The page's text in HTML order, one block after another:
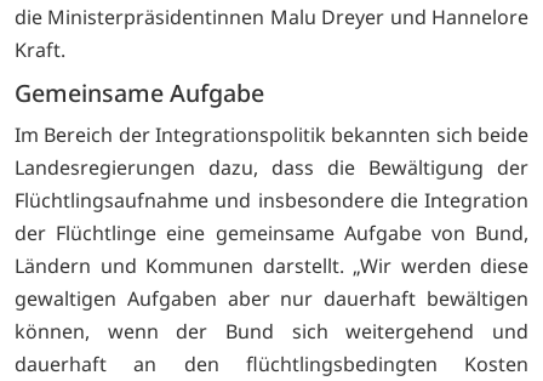
die Ministerpräsidentinnen Malu Dreyer und Hannelore
Kraft.
Gemeinsame Aufgabe
Im Bereich der Integrationspolitik bekannten sich beide
Landesregierungen dazu, dass die Bewältigung der
Flüchtlingsaufnahme und insbesondere die Integration
der Flüchtlinge eine gemeinsame Aufgabe von Bund,
Ländern und Kommunen darstellt. „Wir werden diese
gewaltigen Aufgaben aber nur dauerhaft bewältigen
können, wenn der Bund sich weitergehend und
dauerhaft an den flüchtlingsbedingten Kosten